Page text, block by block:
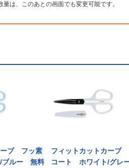
量は、このあとの画面でも変更可能です。
ーブ フッ素
ブルー 無料
フィットカットカーブ
コート ホワイト/グ